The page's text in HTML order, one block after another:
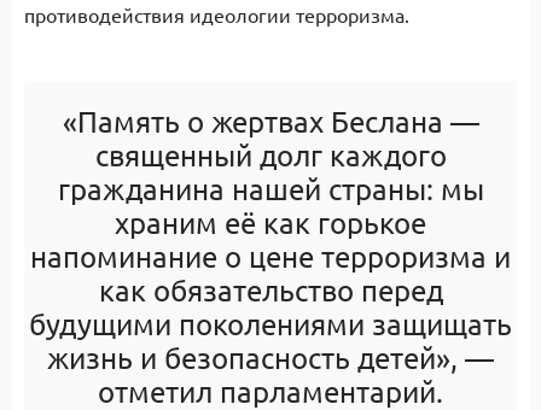
противодействия идеологии терроризма.
«Память о жертвах Беслана —
священный долг каждого
гражданина нашей страны: мы
храним её как горькое
напоминание о цене терроризма и
как обязательство перед
будущими поколениями защищать
жизнь и безопасность детей», —
отметил парламентарий.